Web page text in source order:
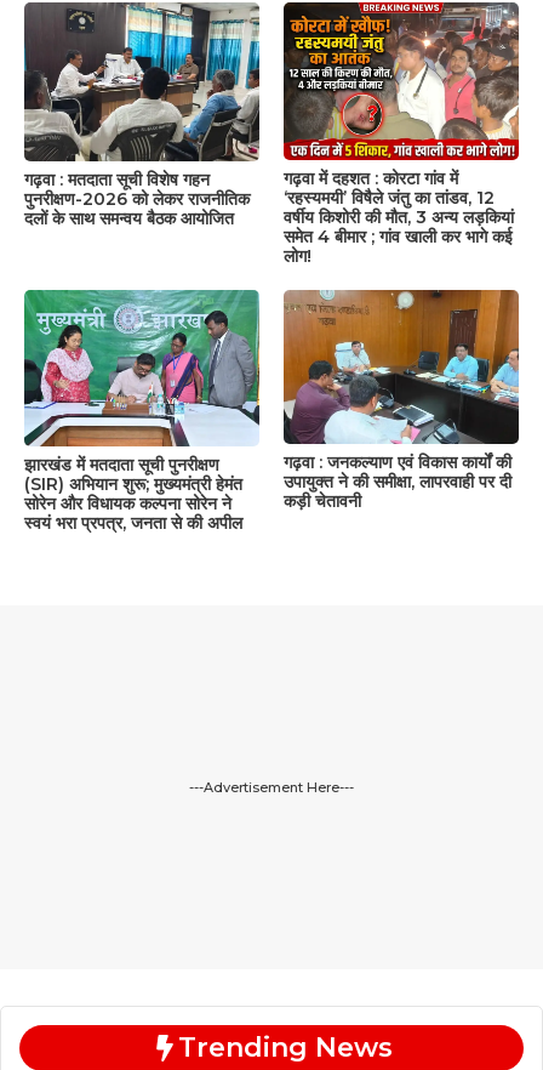
गढ़वा : मतदाता सूची विशेष गहन
पुनरीक्षण-2026 को लेकर राजनीतिक
दलों के साथ समन्वय बैठक आयोजित
गढ़वा में दहशत : कोरटा गांव में
‘रहस्यमयी’ विषैले जंतु का तांडव, 12
वर्षीय किशोरी की मौत, 3 अन्य लड़कियां
समेत 4 बीमार ; गांव खाली कर भागे कई
लोग!
झारखंड में मतदाता सूची पुनरीक्षण
(SIR) अभियान शुरू; मुख्यमंत्री हेमंत
सोरेन और विधायक कल्पना सोरेन ने
स्वयं भरा प्रपत्र, जनता से की अपील
गढ़वा : जनकल्याण एवं विकास कार्यों की
उपायुक्त ने की समीक्षा, लापरवाही पर दी
कड़ी चेतावनी
---Advertisement Here---
Trending News